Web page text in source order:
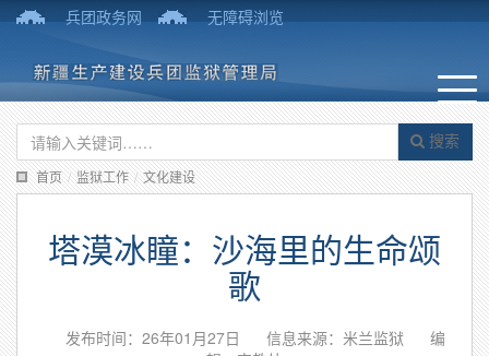
兵团政务网 无障碍浏览
搜索
首页 / 监狱工作 / 文化建设
塔漠冰瞳：沙海里的生命颂
歌
发布时间：26年01月27日 信息来源：米兰监狱
编